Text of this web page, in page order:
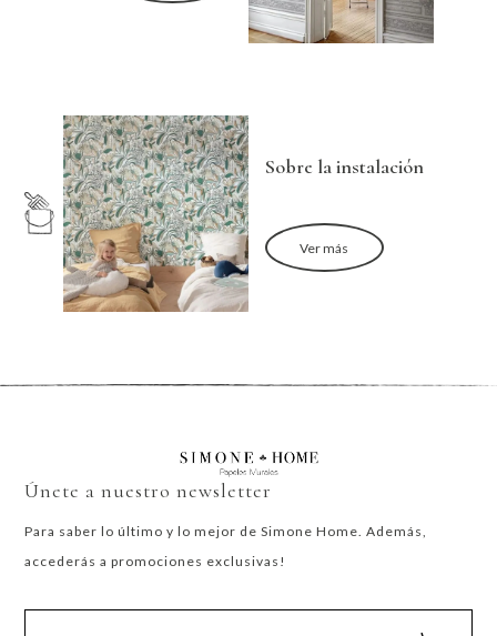
Sobre la instalación
Ver más
Únete a nuestro newsletter
Para saber lo último y lo mejor de Simone Home. Además,
accederás a promociones exclusivas!